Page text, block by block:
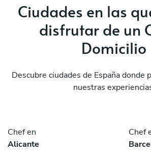
Ciudades en las
disfrutar de un
Domicilio
Descubre ciudades de España donde
nuestras
Chef en
Alicante
Chef